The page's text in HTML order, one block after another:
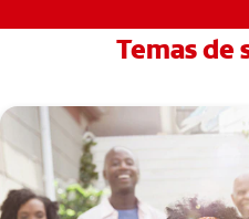
Temas de